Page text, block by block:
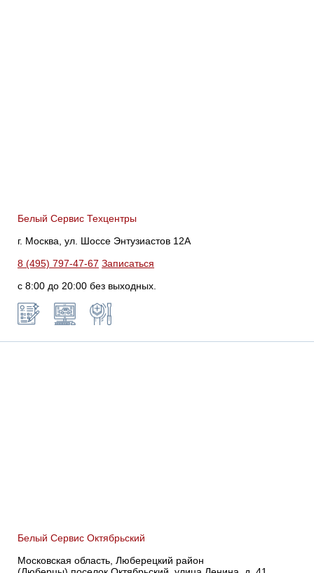
Белый Сервис Техцентры
г. Москва, ул. Шоссе Энтузиастов 12А
8 (495) 797-47-67 Записаться
с 8:00 до 20:00 без выходных.
Белый Сервис Октябрьский
Московская область, Люберецкий район